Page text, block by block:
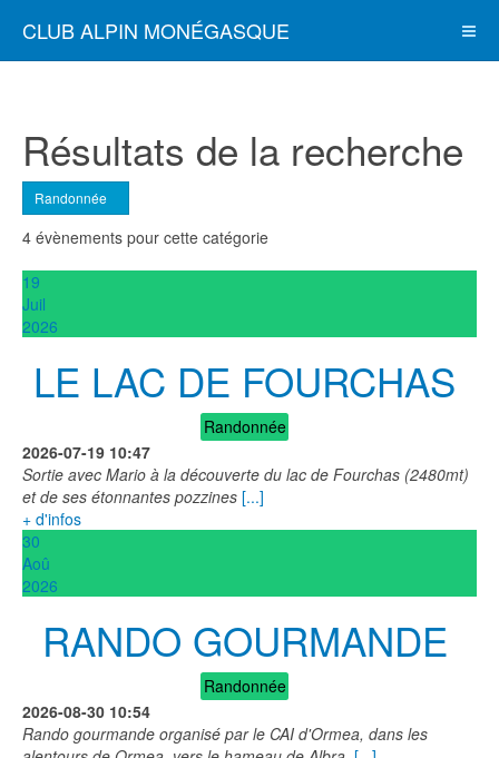
CLUB ALPIN MONÉGASQUE
Résultats de la recherche
Randonnée
4 évènements pour cette catégorie
19
Juil
2026
LE LAC DE FOURCHAS
Randonnée
2026-07-19 10:47
Sortie avec Mario à la découverte du lac de Fourchas (2480mt)
et de ses étonnantes pozzines [...]
+ d'infos
30
Aoû
2026
RANDO GOURMANDE
Randonnée
2026-08-30 10:54
Rando gourmande organisé par le CAI d'Ormea, dans les